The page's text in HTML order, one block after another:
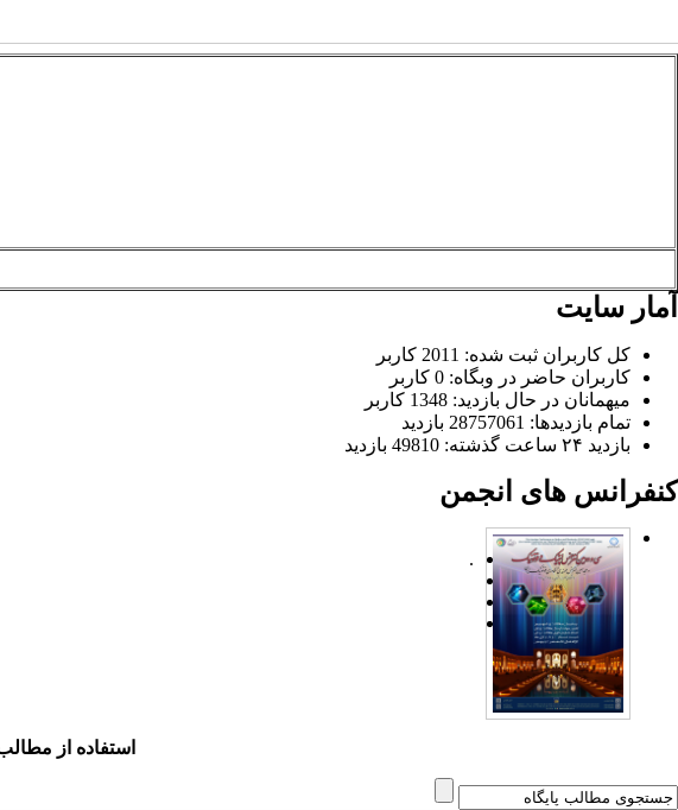
آمار سایت
کل کاربران ثبت شده: 2011 کاربر
کاربران حاضر در وبگاه: 0 کاربر
میهمانان در حال بازدید: 1348 کاربر
تمام بازدید‌ها: 28757061 بازدید
بازدید ۲۴ ساعت گذشته: 49810 بازدید
کنفرانس های انجمن
.
استفاده از